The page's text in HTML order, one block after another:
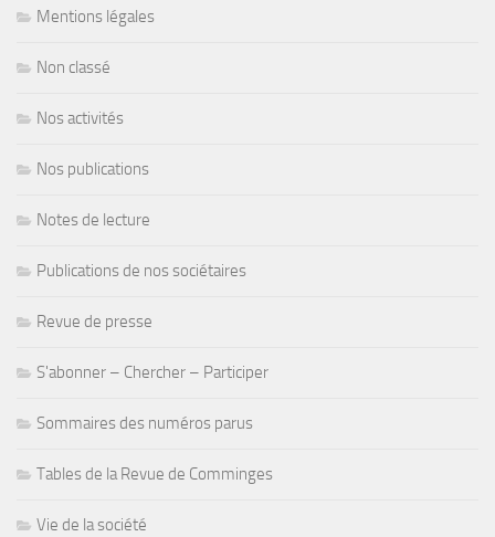
Mentions légales
Non classé
Nos activités
Nos publications
Notes de lecture
Publications de nos sociétaires
Revue de presse
S'abonner – Chercher – Participer
Sommaires des numéros parus
Tables de la Revue de Comminges
Vie de la société